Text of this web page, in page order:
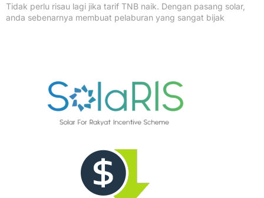
Tidak perlu risau lagi jika tarif TNB naik. Dengan pasang solar,
anda sebenarnya membuat pelaburan yang sangat bijak